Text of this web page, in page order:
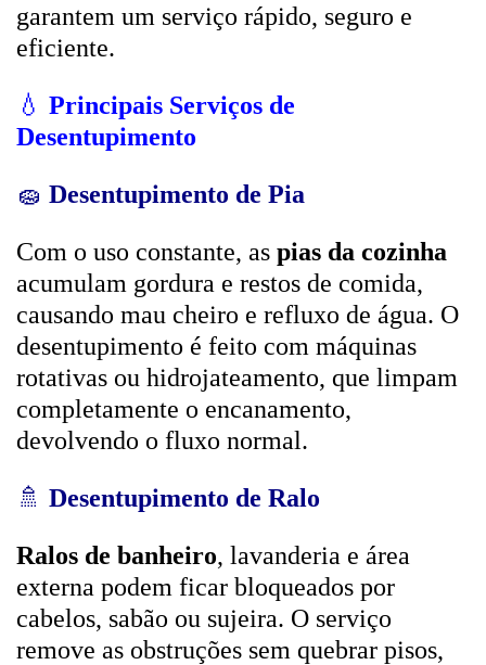
garantem um serviço rápido, seguro e
eficiente.
💧 Principais Serviços de
Desentupimento
🧽 Desentupimento de Pia
Com o uso constante, as pias da cozinha
acumulam gordura e restos de comida,
causando mau cheiro e refluxo de água. O
desentupimento é feito com máquinas
rotativas ou hidrojateamento, que limpam
completamente o encanamento,
devolvendo o fluxo normal.
🚿 Desentupimento de Ralo
Ralos de banheiro, lavanderia e área
externa podem ficar bloqueados por
cabelos, sabão ou sujeira. O serviço
remove as obstruções sem quebrar pisos,